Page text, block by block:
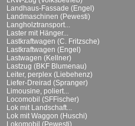
Landhaus-Fassade (Engel)
Landmaschinen (Pewesti)
Langholztransport...
Laster mit Hänger...
Lastkraftwagen (C. Fritzsche)
Lastkraftwagen (Engel)
Lastwagen (Kellner)
Lastzug (BKF Blumenau)
Leiter, perplex (Liebehenz)
Liefer-Dreirad (Spranger)
Limousine, poliert...
Locomobil (SFFischer)
Lok mit Landschaft...
Lok mit Waggon (Huschi)
Lokomobil (Pewesti)